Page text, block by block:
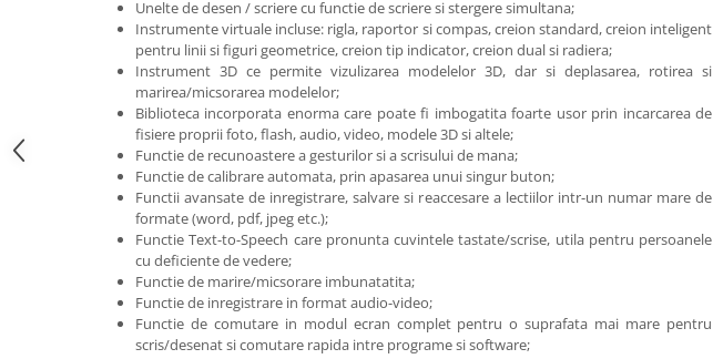
Paturi gradinita
Mobilier Depozitare
Dulapuri si Cuiere
Banci Sali Clasa
Scaune Scolare
Set Banca si Scaune Elevi
Dulapuri,Biblioteci si Cuiere
Mobilier Laboratoare
Catedre si mese
Mobilier Universitar
Pupitre Seminarii
Unelte de desen / scriere cu functie de scriere si stergere simultana;
Instrumente virtuale incluse: rigla, raportor si compas, creion standard, creion inteligent
pentru linii si figuri geometrice, creion tip indicator, creion dual si radiera;
Instrument 3D ce permite vizulizarea modelelor 3D, dar si deplasarea, rotirea si
marirea/micsorarea modelelor;
Biblioteca incorporata enorma care poate fi imbogatita foarte usor prin incarcarea de
fisiere proprii foto, flash, audio, video, modele 3D si altele;
Functie de recunoastere a gesturilor si a scrisului de mana;
Functie de calibrare automata, prin apasarea unui singur buton;
Functii avansate de inregistrare, salvare si reaccesare a lectiilor intr-un numar mare de
formate (word, pdf, jpeg etc.);
Functie Text-to-Speech care pronunta cuvintele tastate/scrise, utila pentru persoanele
cu deficiente de vedere;
Functie de marire/micsorare imbunatatita;
Functie de inregistrare in format audio-video;
Functie de comutare in modul ecran complet pentru o suprafata mai mare pentru
scris/desenat si comutare rapida intre programe si software;